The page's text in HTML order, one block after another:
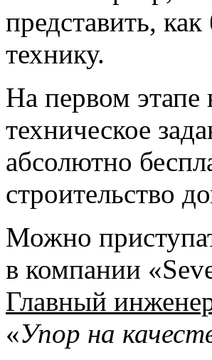
представить,
технику.
На первом этапе
техническое
абсолютно
строительство
Можно
в компании
Главный
«Упор на